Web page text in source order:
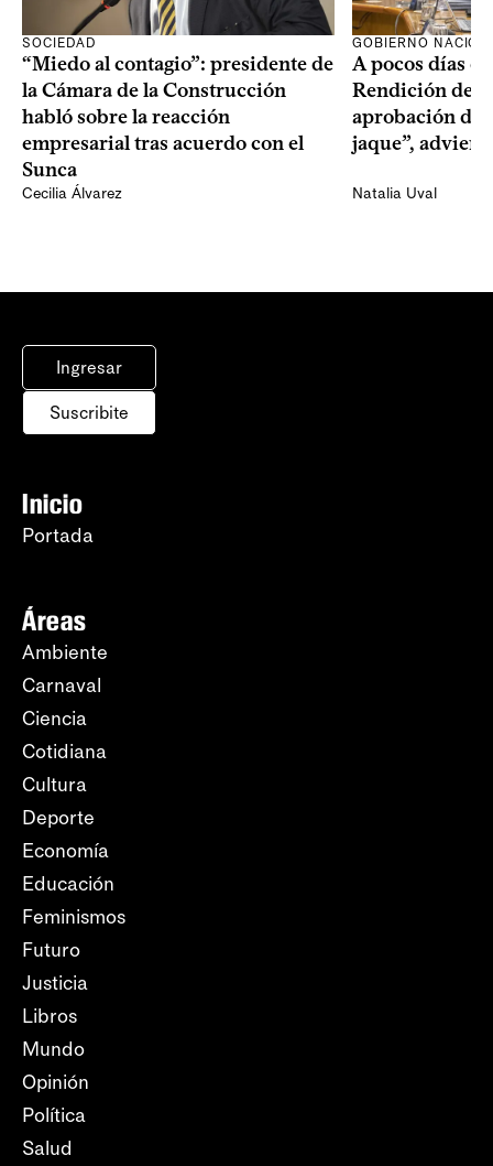
SOCIEDAD
“Miedo al contagio”: presidente de
la Cámara de la Construcción
habló sobre la reacción
empresarial tras acuerdo con el
Sunca
Cecilia Álvarez
GOBIERNO
A pocos días
Rendición de
aprobación del
jaque”,
Natalia Uval
Ingresar
Suscribite
Inicio
Portada
Áreas
Ambiente
Carnaval
Ciencia
Cotidiana
Cultura
Deporte
Economía
Educación
Feminismos
Futuro
Justicia
Libros
Mundo
Opinión
Política
Salud